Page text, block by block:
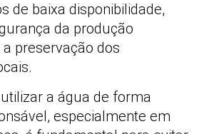
de baixa disponibilidade,
da produção
a preservação dos
a água de forma
especialmente em